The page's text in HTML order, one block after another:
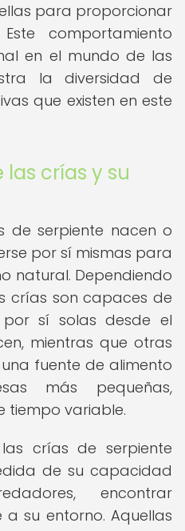
para proporcionar
comportamiento
en el mundo de las
la diversidad de
que existen en este
las crías y su
de serpiente nacen o
por sí mismas para
natural. Dependiendo
crías son capaces de
sí solas desde el
mientras que otras
fuente de alimento
más pequeñas,
tiempo variable.
crías de serpiente
de su capacidad
encontrar
su entorno. Aquellas